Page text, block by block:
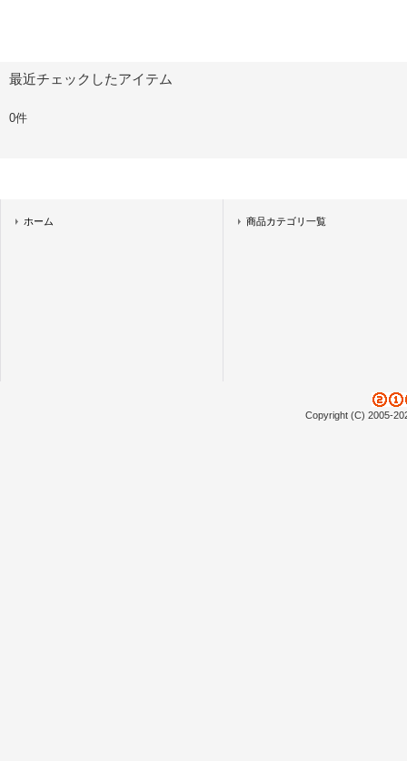
最近チェックしたアイテム
0件
ホーム 商品カテゴリ一覧
Copyright (C) 2005-